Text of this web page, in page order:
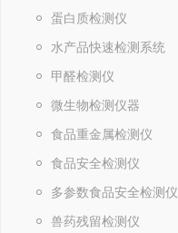
蛋白质检测仪
水产品快速检测系统
甲醛检测仪
微生物检测仪器
食品重金属检测仪
食品安全检测仪
多参数食品安全检测仪
兽药残留检测仪